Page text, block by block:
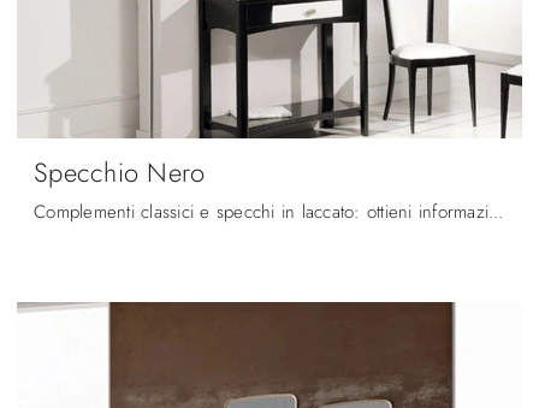
Specchio Nero
Complementi classici e specchi in laccato: ottieni informazioni sul modello Specchio Nero di Fratelli Mirandola e potrai arricchire i tuoi spazi.